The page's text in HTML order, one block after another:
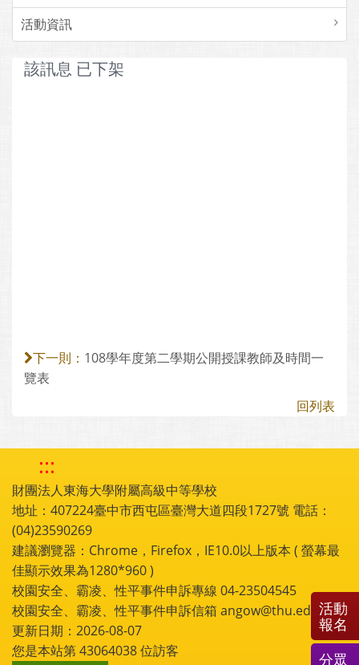
活動資訊
該訊息 已下架
下一則： 108學年度第二學期公開授課教師及時間一
覽表
回列表
:::
財團法人東海大學附屬高級中等學校
地址：407224臺中市西屯區臺灣大道四段1727號 電話：
(04)23590269
建議瀏覽器：Chrome，Firefox，IE10.0以上版本 ( 螢幕最
佳顯示效果為1280*960 )
校園安全、霸凌、性平事件申訴專線 04-23504545
校園安全、霸凌、性平事件申訴信箱 angow@thu.edu.tw
更新日期：2026-08-07
您是本站第43064038位訪客
活動
報名
分眾